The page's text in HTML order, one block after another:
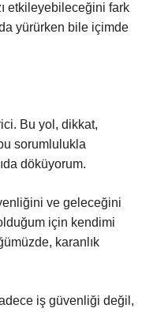
etkileyebileceğini fark
yürürken bile içimde
Bu yol, dikkat,
sorumlulukla
döküyorum.
ve geleceğini
için kendimi
karanlık
iş güvenliği değil,